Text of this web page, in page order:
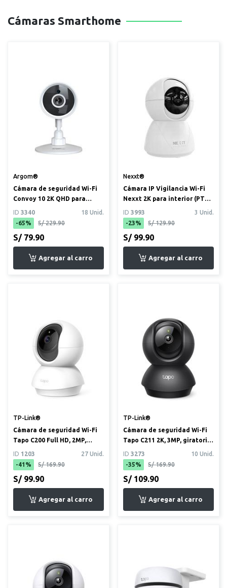
Cámaras Smarthome
Argom®
Cámara de seguridad Wi-Fi
Convoy 10 2K QHD para
ID 3340
18 Unid.
-65%
S/ 229.90
S/ 79.90
Nexxt®
Cámara IP Vigilancia Wi-Fi
Nexxt 2K para interior (PTZ
ID 3993
3 Unid.
-23%
S/ 129.90
S/ 99.90
TP-Link®
Cámara de seguridad Wi-Fi
Tapo C200 Full HD, 2MP,
ID 1203
27 Unid.
-41%
S/ 169.90
S/ 99.90
TP-Link®
Cámara de seguridad Wi-Fi
Tapo C211 2K, 3MP, giratoria
ID 3273
10 Unid.
-35%
S/ 169.90
S/ 109.90